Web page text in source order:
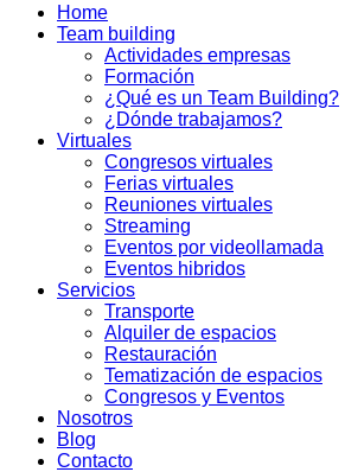
Home
Team building
Actividades empresas
Formación
¿Qué es un Team Building?
¿Dónde trabajamos?
Virtuales
Congresos virtuales
Ferias virtuales
Reuniones virtuales
Streaming
Eventos por videollamada
Eventos hibridos
Servicios
Transporte
Alquiler de espacios
Restauración
Tematización de espacios
Congresos y Eventos
Nosotros
Blog
Contacto